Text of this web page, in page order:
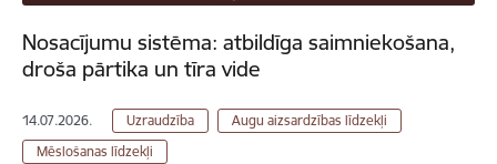
Nosacījumu sistēma: atbildīga saimniekošana,
droša pārtika un tīra vide
14.07.2026. Uzraudzība
Augu aizsardzības līdzekļi
Mēslošanas līdzekļi